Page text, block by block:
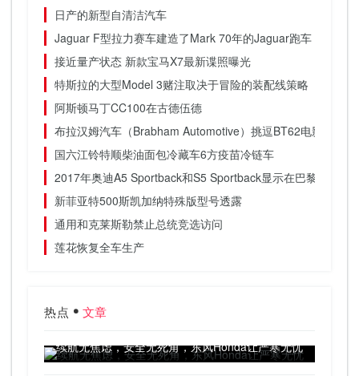
日产的新型自清洁汽车
Jaguar F型拉力赛车建造了Mark 70年的Jaguar跑车
接近量产状态 新款宝马X7最新谍照曝光
特斯拉的大型Model 3赌注取决于冒险的装配线策略
阿斯顿马丁CC100在古德伍德
布拉汉姆汽车（Brabham Automotive）挑逗BT62电影配乐
国六江铃特顺柴油面包冷藏车6方疫苗冷链车
2017年奥迪A5 Sportback和S5 Sportback显示在巴黎显示
新菲亚特500斯凯加纳特殊版型号透露
通用和克莱斯勒禁止总统竞选访问
莲花恢复全车生产
热点 文章
续航无焦虑，安全无死角，东风Honda让严寒无忧